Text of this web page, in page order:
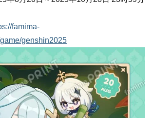
famima-
genshin2025